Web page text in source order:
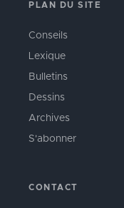
PLAN DU SITE
Conseils
Lexique
Bulletins
Dessins
Archives
S'abonner
CONTACT